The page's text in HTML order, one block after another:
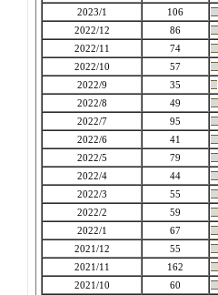
2023/1
106
2022/12
86
2022/11
74
2022/10
57
2022/9
35
2022/8
49
2022/7
95
2022/6
41
2022/5
79
2022/4
44
2022/3
55
2022/2
59
2022/1
67
2021/12
55
2021/11
162
2021/10
60